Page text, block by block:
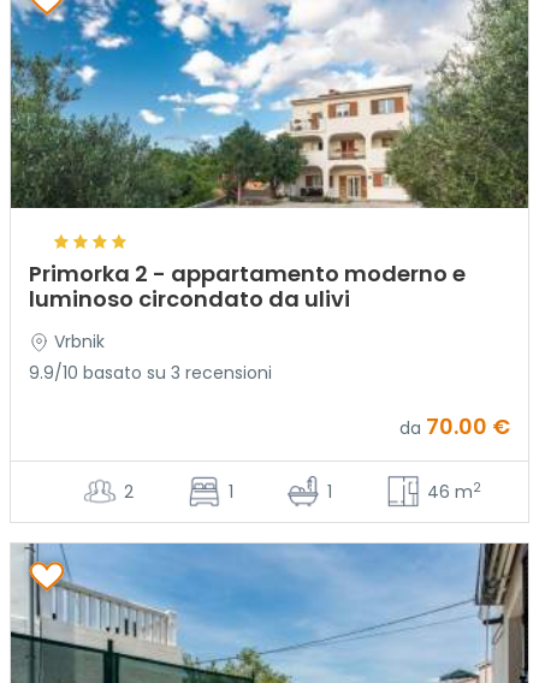
Primorka 2 - appartamento moderno e
luminoso circondato da ulivi
Vrbnik
9.9/10 basato su 3 recensioni
da 70.00 €
2 1 1 46 m2